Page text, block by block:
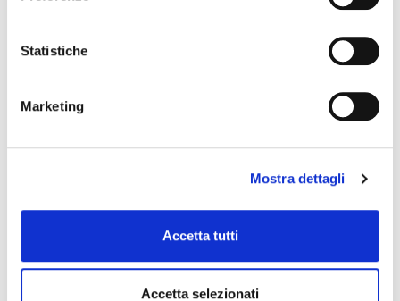
Statistiche
Marketing
Mostra dettagli
Accetta tutti
Accetta selezionati
Il Parco racconta di sabato 4 novembre 2017. In diretta da